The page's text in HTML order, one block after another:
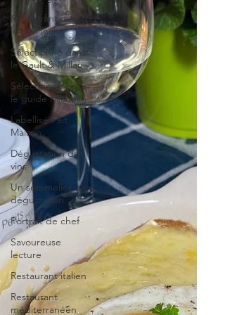
Restaurant ouvert
le dimanche
Sélectionné dans
le Gault & Millau
Sélectionné dans
le guide Michelin
Labellisé Fait
Maison
Dégustation de
vins
Un sommelier, une
dégustation
Portrait de chef
Savoureuse
lecture
Restaurant italien
Restaurant
méditerranéen